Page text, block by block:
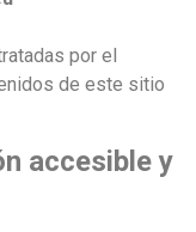
por el
de este sitio
accesible y